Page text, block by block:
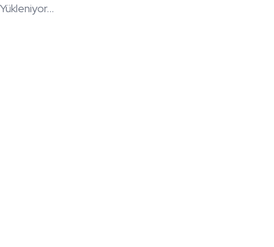
Yükleniyor...